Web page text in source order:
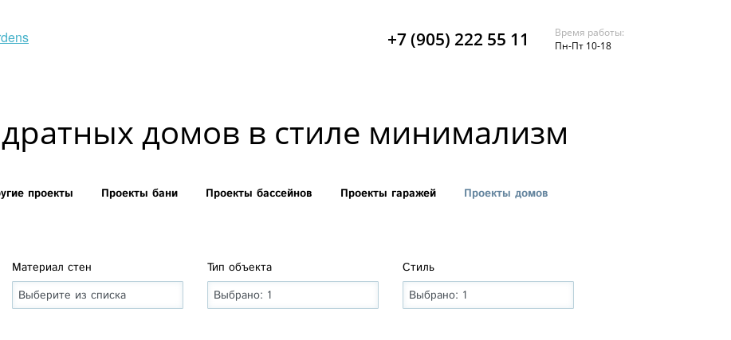
+7 (905) 222 55 11
Время работы:
Пн-Пт 10-18
домов в стиле минимализм
проекты Проекты бани Проекты бассейнов Проекты гаражей
Проекты домов
Материал стен Тип объекта Стиль